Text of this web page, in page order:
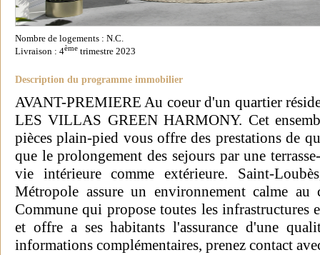
Nombre de logements : N.C.
Livraison : 4ème trimestre 2023
Description du programme immobilier
AVANT-PREMIERE Au coeur d'un quartier
LES VILLAS GREEN HARMONY. Cet
pièces plain-pied vous offre des prestations de
que le prolongement des sejours par une
vie intérieure comme extérieure. Saint-
Métropole assure un environnement calme
Commune qui propose toutes les infrastructures
et offre a ses habitants l'assurance d'une
informations complémentaires, prenez contact